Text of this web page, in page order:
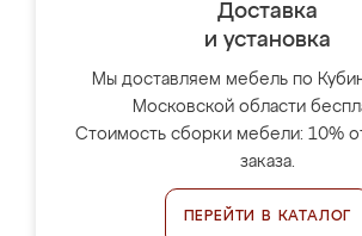
Доставка
и установка
Мы доставляем мебель по
Московской области
Стоимость сборки мебели: 10%
заказа.
ПЕРЕЙТИ В КАТАЛОГ